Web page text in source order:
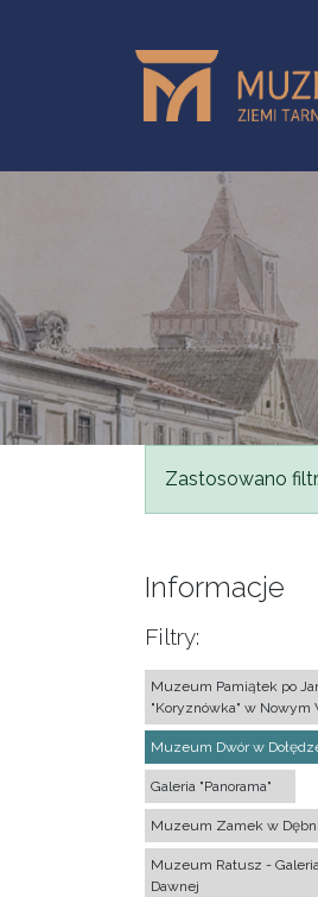
Komunikat
Zastosowano
Informacje
Filtry:
Muzeum Pamiątek po
"Koryznówka" w Nowym
Muzeum Dwór w
Galeria "Panorama"
Muzeum Zamek w
Muzeum Ratusz -
Dawnej